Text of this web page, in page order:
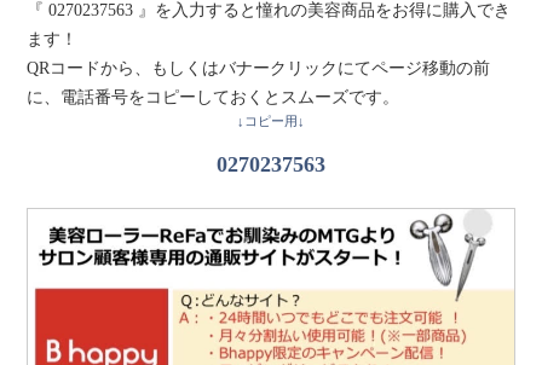
『 0270237563 』を入力すると憧れの美容商品をお得に購入でき
ます！
QRコードから、もしくはバナークリックにてページ移動の前
に、電話番号をコピーしておくとスムーズです。
↓コピー用↓
0270237563